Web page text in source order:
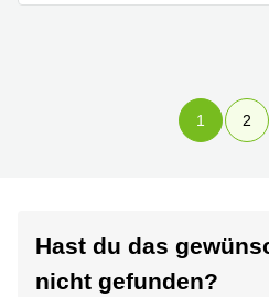
1 2
Hast du das
nicht gefunden?